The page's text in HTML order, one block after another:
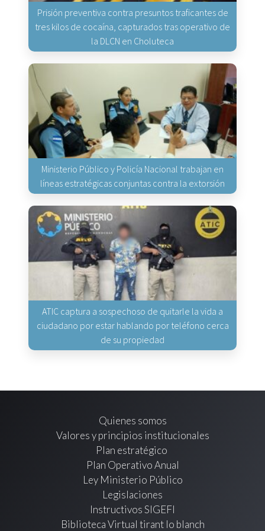
Prisión preventiva contra presuntos traficantes de
tres kilos de cocaína, capturados tras operativo de
la DLCN en Choluteca
Ministerio Público y Policía Nacional trabajan en
líneas estratégicas conjuntas contra la extorsión
ATIC captura a sospechoso de quitarle la vida a
ciudadano por estar hablando por teléfono cerca
de su propiedad
Quienes somos
Valores y principios institucionales
Plan estratégico
Plan Operativo Anual
Ley Ministerio Público
Legislaciones
Instructivos SIGEFI
Biblioteca Virtual tirant lo blanch